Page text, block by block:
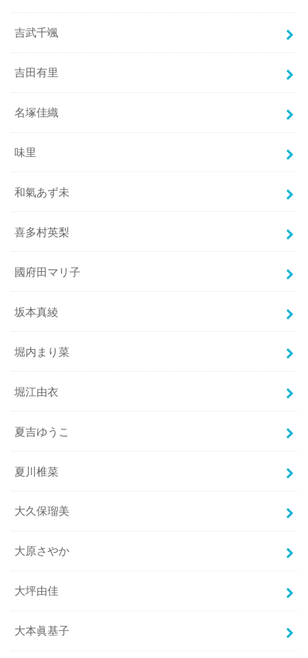
吉武千颯
吉田有里
名塚佳織
味里
和氣あず未
喜多村英梨
國府田マリ子
坂本真綾
堀内まり菜
堀江由衣
夏吉ゆうこ
夏川椎菜
大久保瑠美
大原さやか
大坪由佳
大本眞基子